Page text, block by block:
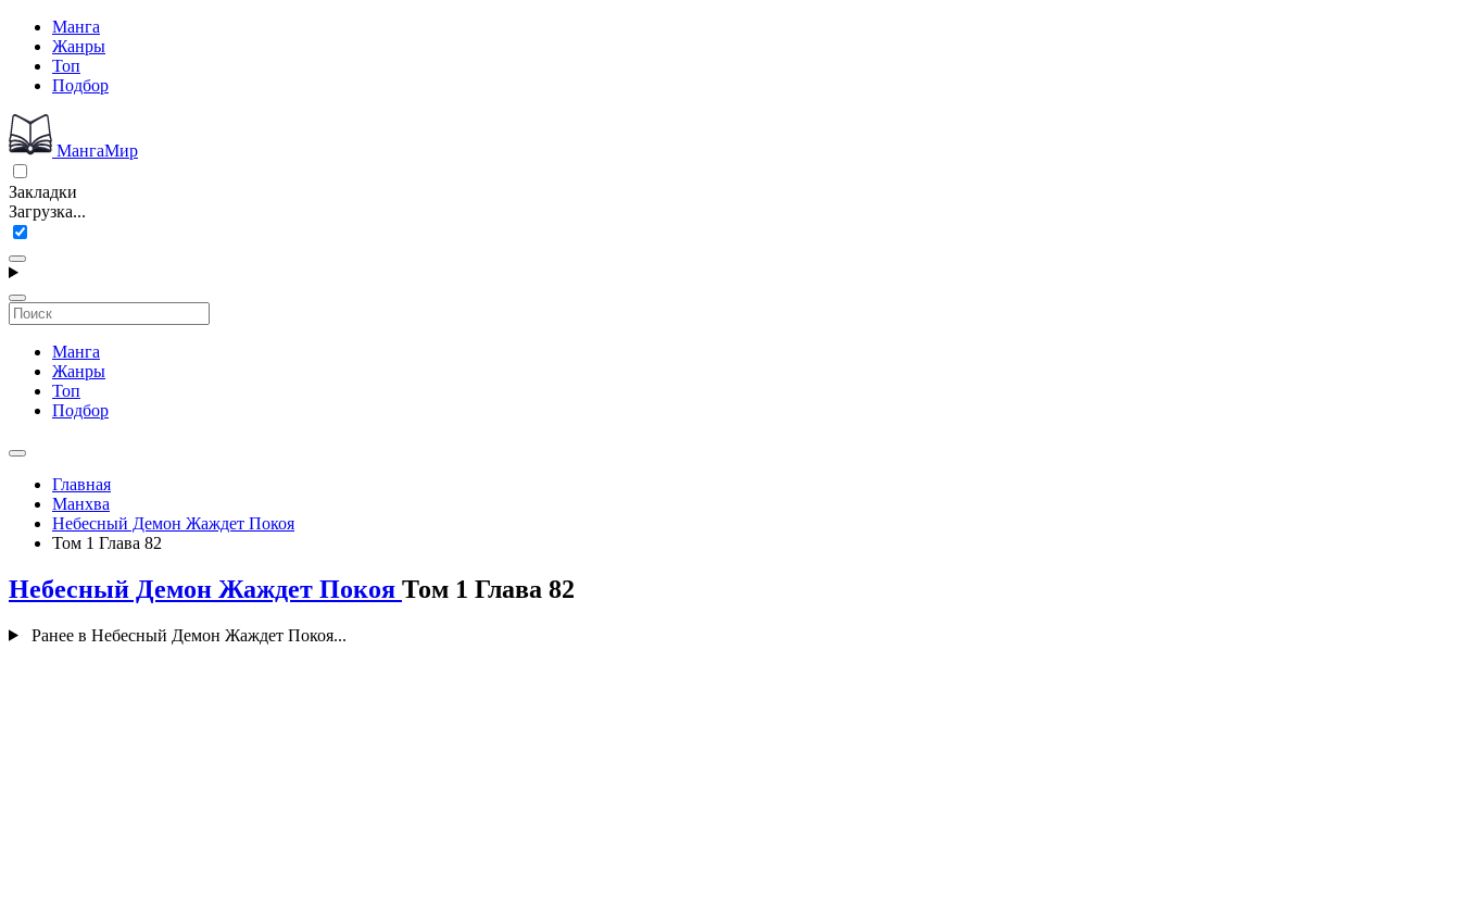
Манга
Жанры
Топ
Подбор
МангаМир
Закладки
Загрузка...
Манга
Жанры
Топ
Подбор
Главная
Манхва
Небесный Демон Жаждет Покоя
Том 1 Глава 82
Небесный Демон Жаждет Покоя Том 1 Глава 82
Ранее в Небесный Демон Жаждет Покоя...